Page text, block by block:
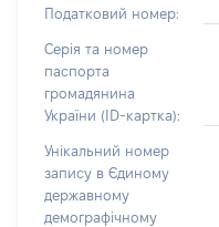
Податковий номер:
Серія та номер
паспорта
громадянина
України (ID-картка):
Унікальний номер
запису в Єдиному
державному
демографічному